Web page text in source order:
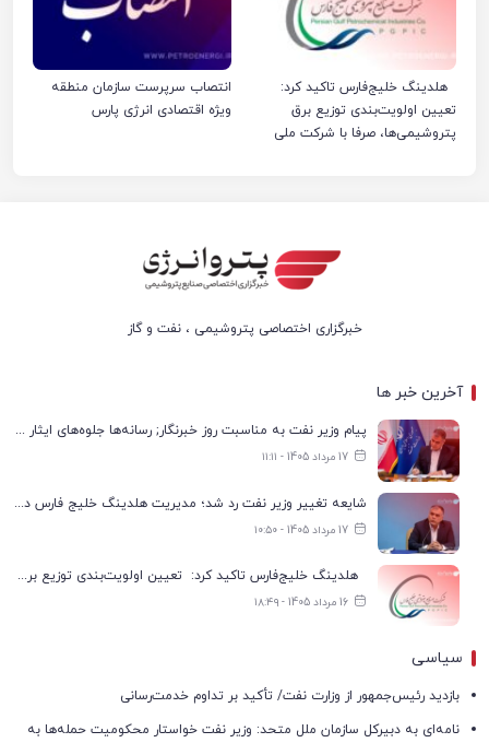
هلدینگ خلیج‌فارس تاکید کرد:
تعیین اولویت‌بندی توزیع برق
پتروشیمی‌ها، صرفا با شرکت ملی
انتصاب سرپرست سازمان منطقه
ویژه اقتصادی انرژی پارس
خبرگزاری اختصاصی پتروشیمی ، نفت و گاز
آخرین خبر ها
پیام وزیر نفت به مناسبت روز خبرنگار; رسانه‌ها جلوه‌های ایثار کارکنان صنعت نفت را منعکس کردند
17 مرداد 1405 - ۱۱:۱۱
شایعه تغییر وزیر نفت رد شد؛ مدیریت هلدینگ خلیج فارس در انتظار تعیین تکلیف
17 مرداد 1405 - ۱۰:۵۰
هلدینگ خلیج‌فارس تاکید کرد: تعیین اولویت‌بندی توزیع برق پتروشیمی‌ها، صرفا با شرکت ملی صنایع پتروشیمی ایران است
16 مرداد 1405 - ۱۸:۴۹
سیاسی
بازدید رئیس‌جمهور از وزارت نفت/ تأکید بر تداوم خدمت‌رسانی
نامه‌ای به دبیرکل سازمان ملل متحد: وزیر نفت خواستار محکومیت حمله‌ها به